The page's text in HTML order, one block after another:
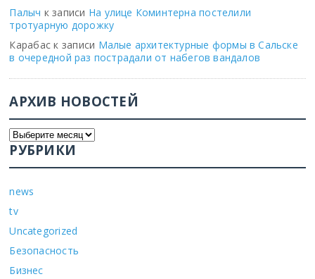
Палыч к записи На улице Коминтерна постелили
тротуарную дорожку
Карабас к записи Малые архитектурные формы в Сальске
в очередной раз пострадали от набегов вандалов
АРХИВ НОВОСТЕЙ
РУБРИКИ
news
tv
Uncategorized
Безопасность
Бизнес